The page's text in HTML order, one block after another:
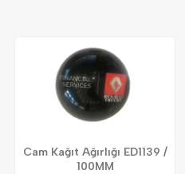
Cam Kağıt Ağırlığı ED1139 /
100MM